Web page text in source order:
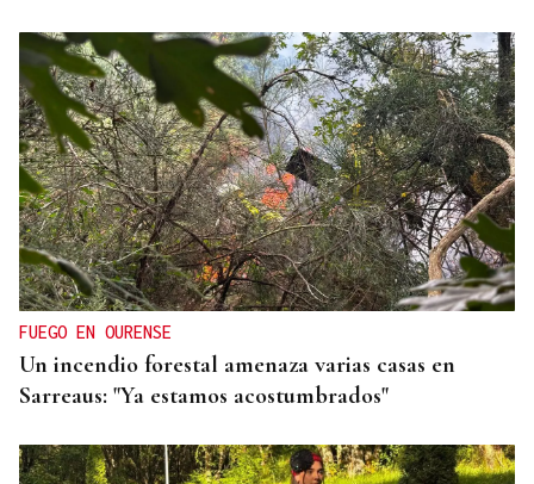
FUEGO EN OURENSE
Un incendio forestal amenaza varias casas en
Sarreaus: "Ya estamos acostumbrados"